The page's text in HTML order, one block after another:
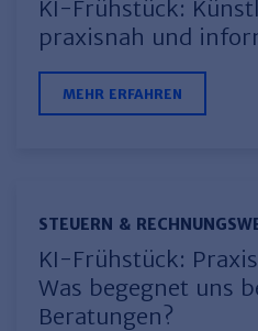
KI-Frühstück:
praxisnah und
MEHR ERFAHREN
STEUERN &
KI-Frühstück:
Was begegnet uns
Beratungen?